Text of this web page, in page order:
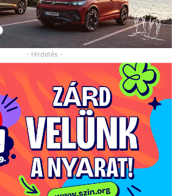
- Hirdetés -